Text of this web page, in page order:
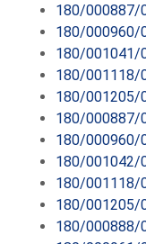
180/000887/
180/000960/
180/001041/
180/001118/
180/001205/
180/000887/
180/000960/
180/001042/
180/001118/
180/001205/
180/000888/